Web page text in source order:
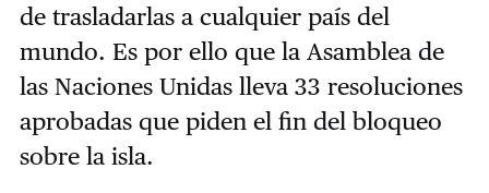
de trasladarlas a cualquier país del
mundo. Es por ello que la Asamblea de
las Naciones Unidas lleva 33 resoluciones
aprobadas que piden el fin del bloqueo
sobre la isla.